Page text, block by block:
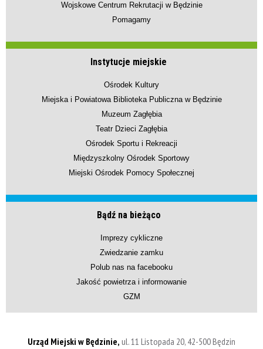
Wojskowe Centrum Rekrutacji w Będzinie
Pomagamy
Instytucje miejskie
Ośrodek Kultury
Miejska i Powiatowa Biblioteka Publiczna w Będzinie
Muzeum Zagłębia
Teatr Dzieci Zagłębia
Ośrodek Sportu i Rekreacji
Międzyszkolny Ośrodek Sportowy
Miejski Ośrodek Pomocy Społecznej
Bądź na bieżąco
Imprezy cykliczne
Zwiedzanie zamku
Polub nas na facebooku
Jakość powietrza i informowanie
GZM
Urząd Miejski w Będzinie, ul. 11 Listopada 20, 42-500 Będzin